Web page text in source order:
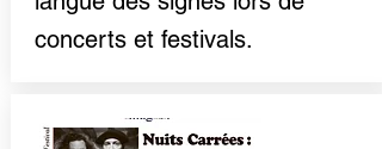
concerts et festivals.